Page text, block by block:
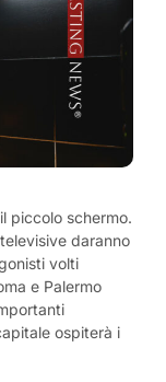
piccolo schermo.
daranno
volti
e Palermo
ospiterà i